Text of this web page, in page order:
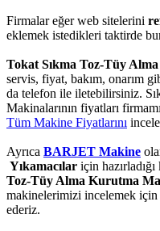
Firmalar eğer web sitelerini
eklemek istedikleri taktirde
Tokat Sıkma Toz-Tüy
servis, fiyat, bakım, onarım
da telefon ile iletebilirsiniz.
Makinalarının fiyatları
Tüm Makine Fiyatlarını
Ayrıca BARJET Makine
Yıkamacılar için
Toz-Tüy Alma Kurutma
makinelerimizi incelemek
ederiz.